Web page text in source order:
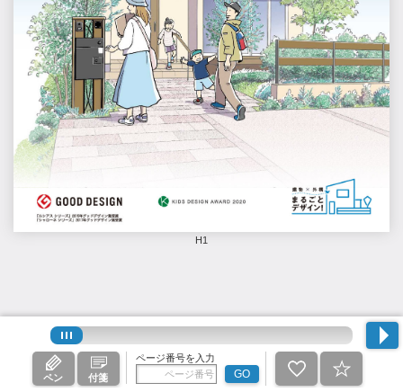
H1
ペン 付箋
ページ番号を入力
GO